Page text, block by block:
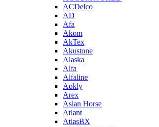
ACDelco
AD
Afa
Akom
AkTex
Akustone
Alaska
Alfa
Alfaline
Aokly
Arex
Asian Horse
Atlant
AtlasBX